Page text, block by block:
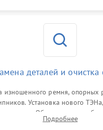
деталей и очистка
изношенного ремня, опорных
Установка нового
Обязательная
крыльчатки вентилятора и
Подробнее